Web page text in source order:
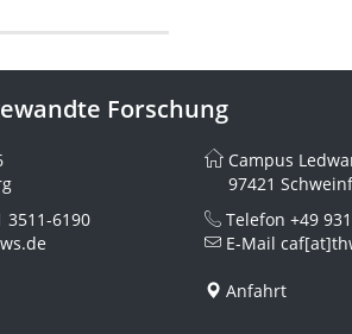
Forschung
3511-6190
Campus
97421
Telefon +49
E-Mail
Anfahrt